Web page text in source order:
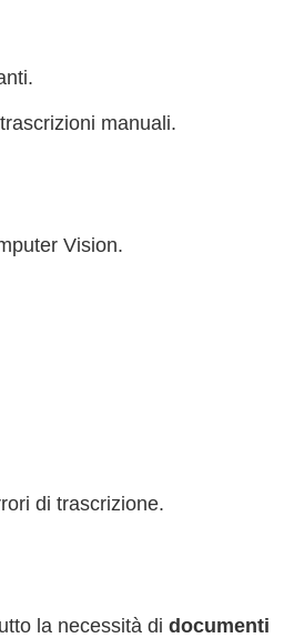
manuali.
Vision.
di trascrizione.
la necessità di documenti